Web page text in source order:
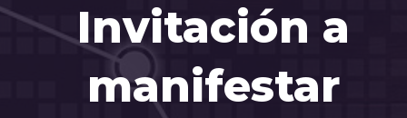
Invitación a
manifestar